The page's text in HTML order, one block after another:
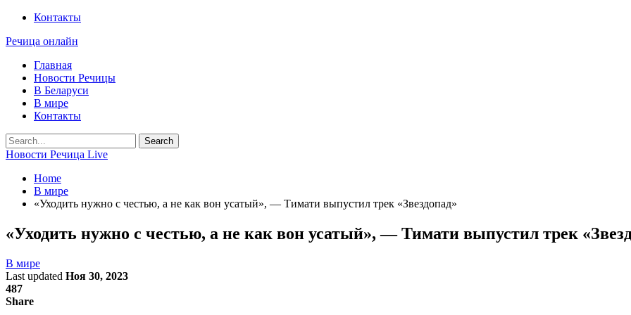
Контакты
Речица онлайн
Главная
Новости Речицы
В Беларуси
В мире
Контакты
Новости Речица Live
Home
В мире
«Уходить нужно с честью, а не как вон усатый», — Тимати выпустил трек «Звездопад»
«Уходить нужно с честью, а не как вон усатый», — Тимати выпустил трек
В мире
Last updated Ноя 30, 2023
487
Share